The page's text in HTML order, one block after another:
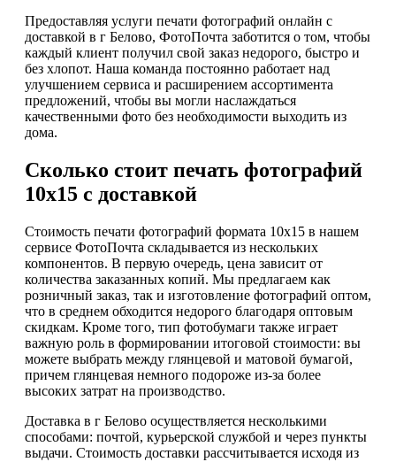
Предоставляя услуги печати фотографий онлайн с
доставкой в г Белово, ФотоПочта заботится о том, чтобы
каждый клиент получил свой заказ недорого, быстро и
без хлопот. Наша команда постоянно работает над
улучшением сервиса и расширением ассортимента
предложений, чтобы вы могли наслаждаться
качественными фото без необходимости выходить из
дома.
Сколько стоит печать фотографий
10х15 с доставкой
Стоимость печати фотографий формата 10х15 в нашем
сервисе ФотоПочта складывается из нескольких
компонентов. В первую очередь, цена зависит от
количества заказанных копий. Мы предлагаем как
розничный заказ, так и изготовление фотографий оптом,
что в среднем обходится недорого благодаря оптовым
скидкам. Кроме того, тип фотобумаги также играет
важную роль в формировании итоговой стоимости: вы
можете выбрать между глянцевой и матовой бумагой,
причем глянцевая немного подороже из-за более
высоких затрат на производство.
Доставка в г Белово осуществляется несколькими
способами: почтой, курьерской службой и через пункты
выдачи. Стоимость доставки рассчитывается исходя из